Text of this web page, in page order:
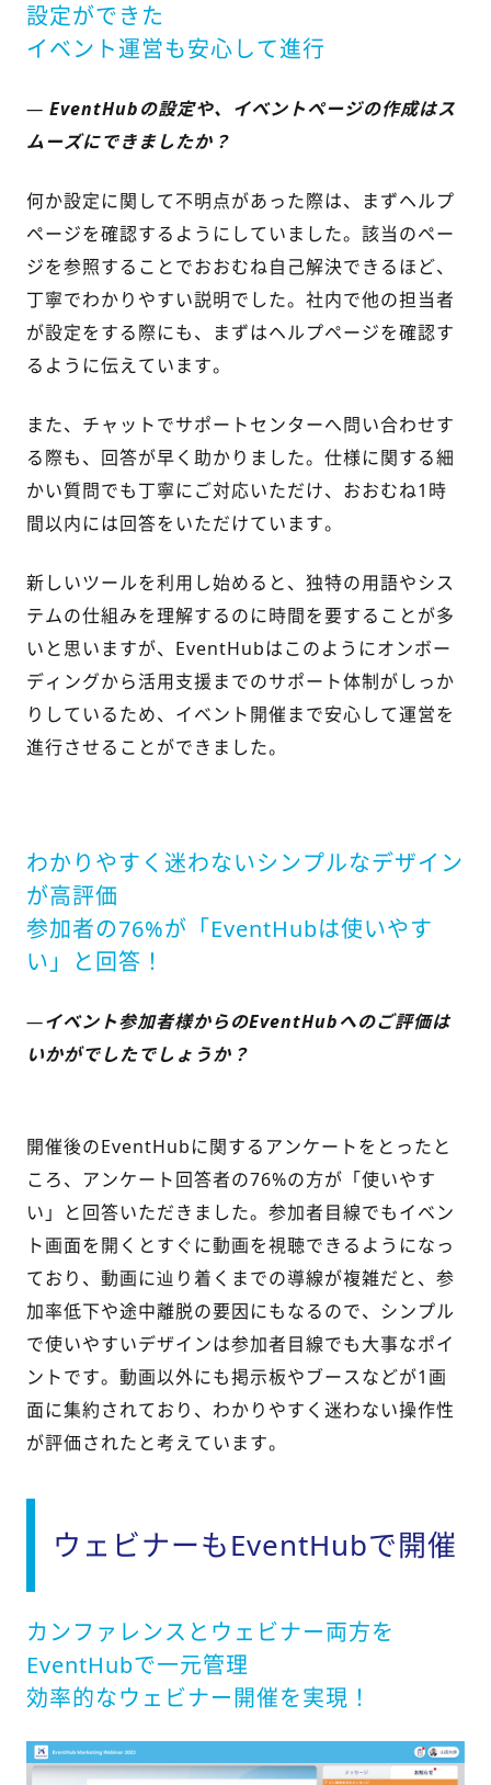
設定ができた
イベント運営も安心して進行
— EventHubの設定や、イベントページの作成はス
ムーズにできましたか？
何か設定に関して不明点があった際は、まずヘルプ
ページを確認するようにしていました。該当のペー
ジを参照することでおおむね自己解決できるほど、
丁寧でわかりやすい説明でした。社内で他の担当者
が設定をする際にも、まずはヘルプページを確認す
るように伝えています。
また、チャットでサポートセンターへ問い合わせす
る際も、回答が早く助かりました。仕様に関する細
かい質問でも丁寧にご対応いただけ、おおむね1時
間以内には回答をいただけています。
新しいツールを利用し始めると、独特の用語やシス
テムの仕組みを理解するのに時間を要することが多
いと思いますが、EventHubはこのようにオンボー
ディングから活用支援までのサポート体制がしっか
りしているため、イベント開催まで安心して運営を
進行させることができました。
わかりやすく迷わないシンプルなデザイン
が高評価
参加者の76%が「EventHubは使いやす
い」と回答！
—イベント参加者様からのEventHubへのご評価は
いかがでしたでしょうか？
開催後のEventHubに関するアンケートをとったと
ころ、アンケート回答者の76%の方が「使いやす
い」と回答いただきました。参加者目線でもイベン
ト画面を開くとすぐに動画を視聴できる ようになっ
ており、動画に辿り着くまでの導線が複雑だと、参
加率低下や途中離脱の要因にもなるので、シンプル
で使いやすいデザインは参加者目線でも大事なポイ
ントです。動画以外にも掲示板やブースなどが1画
面に集約されており、わかりやすく迷わない操作性
が評価されたと考えています。
ウェビナーもEventHubで開催
カンファレンスとウェビナー両方を
EventHubで一元管理
効率的なウェビナー開催を実現！